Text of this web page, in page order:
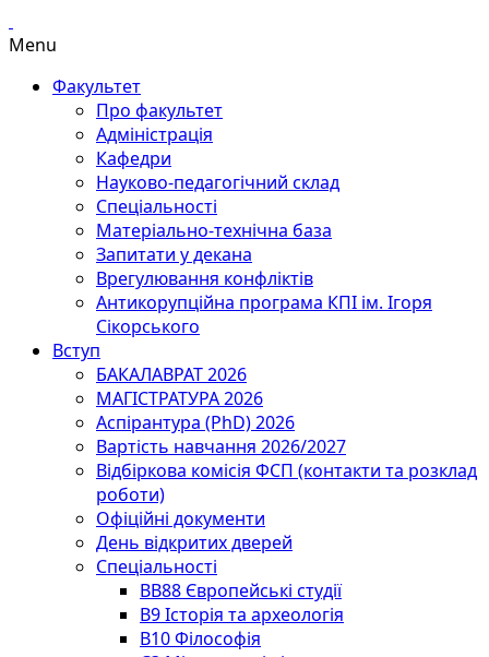
Menu
Факультет
Про факультет
Адміністрація
Кафедри
Науково-педагогічний склад
Спеціальності
Матеріально-технічна база
Запитати у декана
Врегулювання конфліктів
Антикорупційна програма КПІ ім. Ігоря
Сікорського
Вступ
БАКАЛАВРАТ 2026
МАГІСТРАТУРА 2026
Аспірантура (PhD) 2026
Вартість навчання 2026/2027
Відбіркова комісія ФСП (контакти та розклад
роботи)
Офіційні документи
День відкритих дверей
Спеціальності
BВ88 Європейські студії
B9 Історія та археологія
B10 Філософія